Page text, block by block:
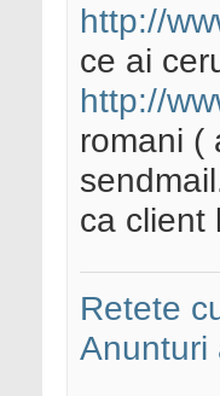
http://
ce ai
http://
romani (
ca client
Retete
Anunturi